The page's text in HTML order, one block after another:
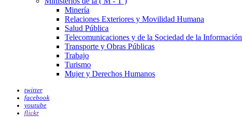
Minería
Relaciones Exteriores y Movilidad Humana
Salud Pública
Telecomunicaciones y de la Sociedad de la Información
Transporte y Obras Públicas
Trabajo
Turismo
Mujer y Derechos Humanos
twitter
facebook
youtube
flickr